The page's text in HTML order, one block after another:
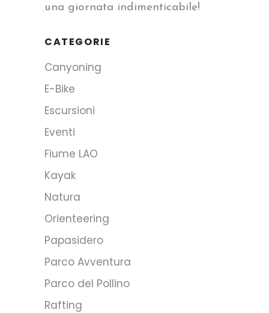
una giornata indimenticabile!
CATEGORIE
Canyoning
E-Bike
Escursioni
Eventi
Fiume LAO
Kayak
Natura
Orienteering
Papasidero
Parco Avventura
Parco del Pollino
Rafting